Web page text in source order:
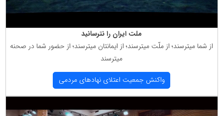
ملت ایران را نترسانید
از شما میترسند؛ از ملّت میترسند؛ از ایمانتان میترسند؛ از حضور شما در صحنه
میترسند
واكنش جمعیت اعتلای نهادهای مردمی